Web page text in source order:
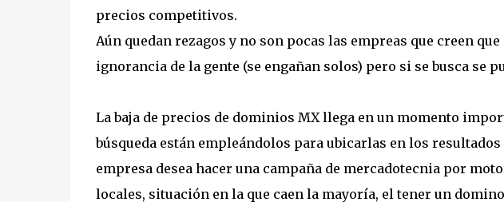
precios competitivos.
Aún quedan rezagos y no son pocas las empreas que creen
ignorancia de la gente (se engañan solos) pero si se busca se
La baja de precios de dominios MX llega en un momento
búsqueda están empleándolos para ubicarlas en los
empresa desea hacer una campaña de mercadotecnia por
locales, situación en la que caen la mayoría, el tener un